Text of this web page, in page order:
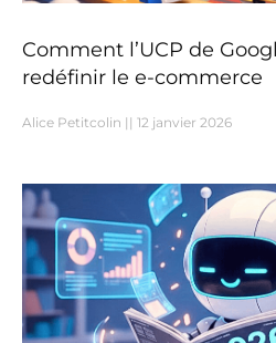
Comment l’UCP de
redéfinir le e-commerce
Alice Petitcolin 12 janvier 2026